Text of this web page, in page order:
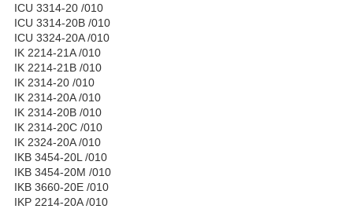
ICU 3314-20 /010
ICU 3314-20B /010
ICU 3324-20A /010
IK 2214-21A /010
IK 2214-21B /010
IK 2314-20 /010
IK 2314-20A /010
IK 2314-20B /010
IK 2314-20C /010
IK 2324-20A /010
IKB 3454-20L /010
IKB 3454-20M /010
IKB 3660-20E /010
IKP 2214-20A /010